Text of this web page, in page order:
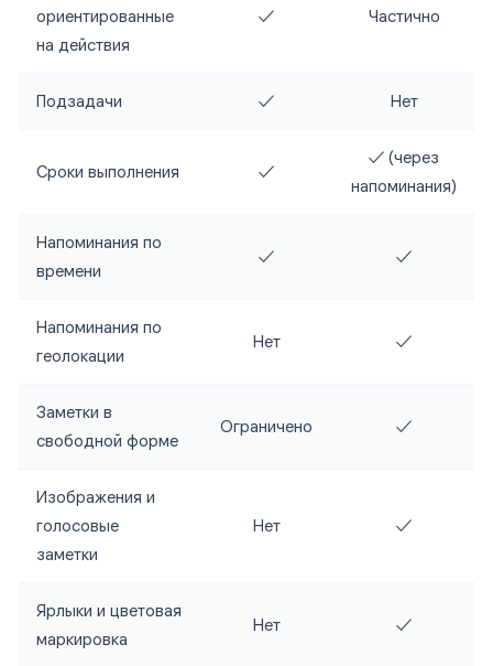
ориентированные
на действия
✓ Частично
Подзадачи ✓ Нет
Сроки выполнения ✓
✓ (через
напоминания)
Напоминания по
времени
✓ ✓
Напоминания по
геолокации
Нет ✓
Заметки в
свободной форме
Ограничено ✓
Изображения и
голосовые
заметки
Нет ✓
Ярлыки и цветовая
маркировка
Нет ✓